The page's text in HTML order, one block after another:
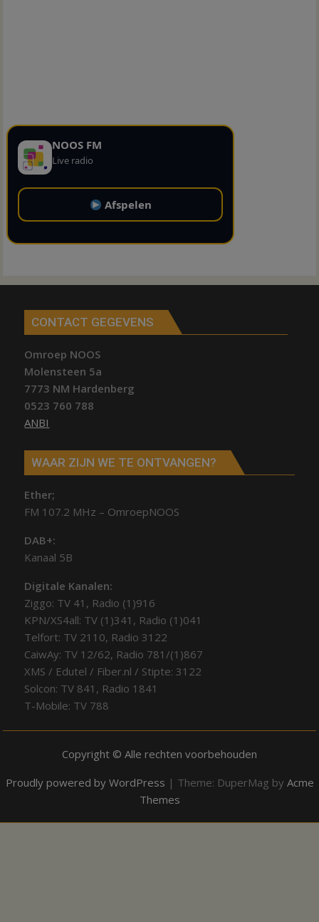
NOOS FM
Live radio
Afspelen
CONTACT GEGEVENS
Omroep NOOS
Molensteen 5a
7773 NM Hardenberg
0523 760 788
ANBI
WAAR ZIJN WE TE ONTVANGEN?
Ether;
FM 107.2 MHz – OmroepNOOS
DAB+:
Kanaal 5B
Digitale Kanalen:
Ziggo: TV 41, Radio (1)916
KPN/XS4all: TV (1)341, Radio (1)041
Telfort: TV 2110, Radio 3122
CaiwAy: TV 12/62, Radio 781/(1)867
XMS / Edutel / Fiber.nl / Stipte: 3122
Solcon: TV 841, Radio 1841
T-Mobile: TV 788
Copyright © Alle rechten voorbehouden
Proudly powered by WordPress | Theme: DuperMag by Acme
Themes